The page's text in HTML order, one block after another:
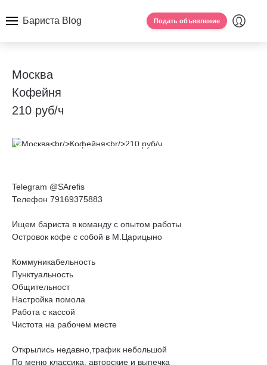
Бариста Blog Подать объявление
Москва
Кофейня
210 руб/ч
Telegram @SArefis
Телефон 79169375883
Ищем бариста в команду с опытом работы
Островок кофе с собой в М.Царицыно
Коммуникабельность
Пунктуальность
Общительност
Настройка помола
Работа с кассой
Чистота на рабочем месте
Открылись недавно,трафик небольшой
По меню классика, авторские и выпечка